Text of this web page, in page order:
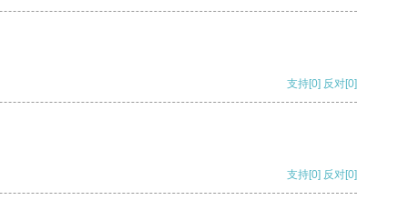
支持[0] 反对[0]
支持[0] 反对[0]